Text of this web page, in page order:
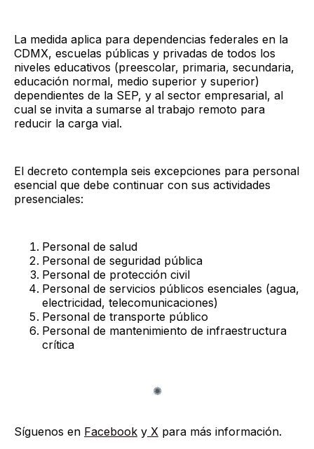
La medida aplica para dependencias federales en la
CDMX, escuelas públicas y privadas de todos los
niveles educativos (preescolar, primaria, secundaria,
educación normal, medio superior y superior)
dependientes de la SEP, y al sector empresarial, al
cual se invita a sumarse al trabajo remoto para
reducir la carga vial.
El decreto contempla seis excepciones para personal
esencial que debe continuar con sus actividades
presenciales:
Personal de salud
Personal de seguridad pública
Personal de protección civil
Personal de servicios públicos esenciales (agua,
electricidad, telecomunicaciones)
Personal de transporte público
Personal de mantenimiento de infraestructura
crítica
Síguenos en Facebook y X para más información.